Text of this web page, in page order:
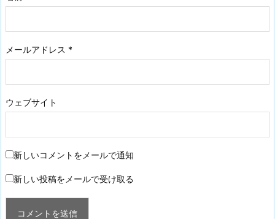
メールアドレス *
ウェブサイト
新しいコメントをメールで通知
新しい投稿をメールで受け取る